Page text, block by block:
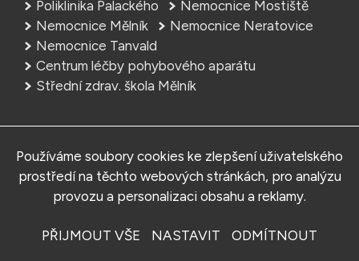
Poliklinika Palackého
Nemocnice Mostiště
Nemocnice Mělník
Nemocnice Neratovice
Nemocnice Tanvald
Centrum léčby pohybového aparátu
Střední zdrav. škola Mělník
MEDITERRA – Sedlčany, s.r.o.
Tyršova 161, 264 01 Sedlčany
Telefon:+420 318 841 500
© 2025 Nemocnice Sedlčany
Používáme soubory cookies ke zlepšení uživatelského
prostředí na těchto webových stránkách, pro analýzu
provozu a personalizaci obsahu a reklamy.
PŘIJMOUT VŠE NASTAVIT ODMÍTNOUT